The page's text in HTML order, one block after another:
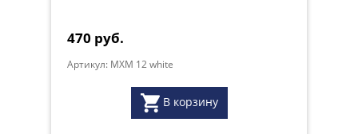
470 руб.
Артикул: MXM 12 white
В корзину